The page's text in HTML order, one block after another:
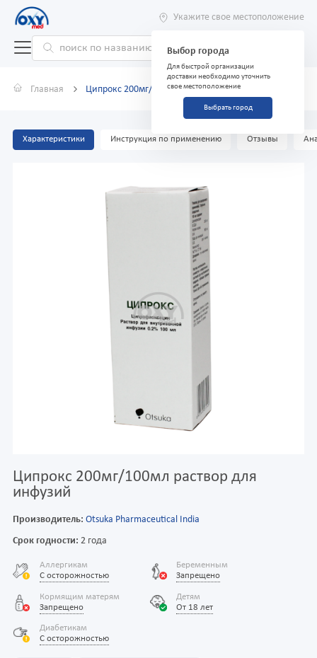
Укажите свое местоположение
Выбор города
Для быстрой организации
доставки необходимо уточнить
свое местоположение
Выбрать город
Главная Ципрокс 200мг/100мл раствор для инфузий
Характеристики Инструкция по применению Отзывы
Ципрокс 200мг/100мл раствор для
инфузий
Производитель: Otsuka Pharmaceutical India
Срок годности: 2 года
Аллергикам
С осторожностью
Беременным
Запрещено
Кормящим матерям
Запрещено
Детям
От 18 лет
Диабетикам
С осторожностью